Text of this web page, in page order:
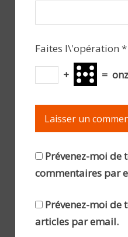
Faites l\'opération *
+
=
Prévenez-moi de
commentaires par
Prévenez-moi de
articles par email.